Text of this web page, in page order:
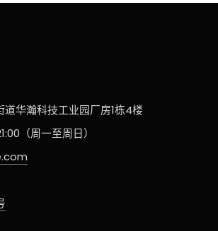
华瀚科技工业园厂房1栋4楼
（周一至周日）